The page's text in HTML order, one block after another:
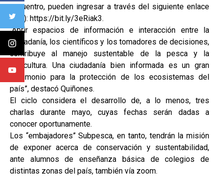
encuentro, pueden ingresar a través del siguiente enlace
(link): https://bit.ly/3eRiak3.
“Abrir espacios de información e interacción entre la
ciudadanía, los científicos y los tomadores de decisiones,
contribuye al manejo sustentable de la pesca y la
acuicultura. Una ciudadanía bien informada es un gran
patrimonio para la protección de los ecosistemas del
país”, destacó Quiñones.
El ciclo considera el desarrollo de, a lo menos, tres
charlas durante mayo, cuyas fechas serán dadas a
conocer oportunamente.
Los “embajadores” Subpesca, en tanto, tendrán la misión
de exponer acerca de conservación y sustentabilidad,
ante alumnos de enseñanza básica de colegios de
distintas zonas del país, también vía zoom.